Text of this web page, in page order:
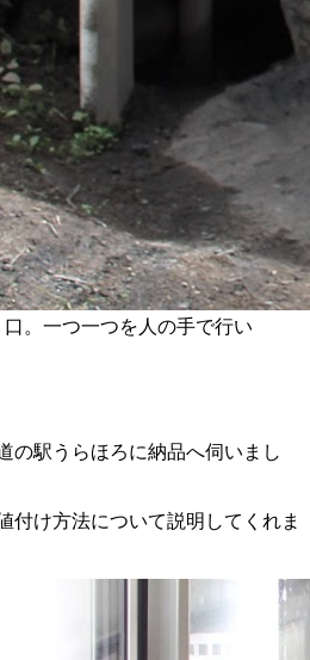
。一つ一つを人の手で行い
の駅うらほろに納品へ伺いまし
付け方法について説明してくれま